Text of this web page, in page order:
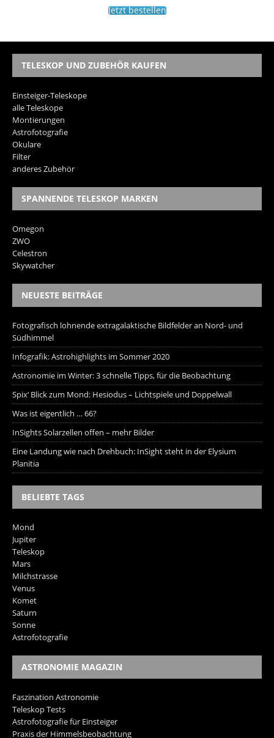
Jetzt bestellen
TELESKOP UND ZUBEHÖR KAUFEN
Einsteiger-Teleskope
alle Teleskope
Montierungen
Astrofotografie
Okulare
Filter
anderes Zubehör
SPANNENDE TELESKOP MARKEN
Omegon
ZWO
Celestron
Skywatcher
NEUESTE BEITRÄGE
Fotografisch lohnende extragalaktische Bildfelder an Nord- und
Südhimmel
Infografik: Astrohighlights im Sommer 2020
Astronomie im Winter: 3 schnelle Tipps, für die Beobachtung
Spix‘ Blick zum Mond: Hesiodus – Lichtspiele und Doppelwall
Was ist eigentlich … 66?
InSights Solarzellen offen – mehr Bilder
Eine Landung wie nach Drehbuch: InSight steht in der Elysium
Planitia
BELIEBTE TAGS
Mond
Jupiter
Teleskop
Mars
Milchstrasse
Venus
Komet
Saturn
Sonne
Astrofotografie
ASTRONOMIE MAGAZIN
Faszination Astronomie
Teleskop Tests
Astrofotografie für Einsteiger
Praxis der Himmelsbeobachtung